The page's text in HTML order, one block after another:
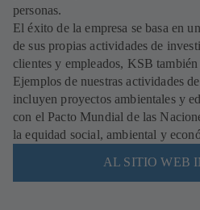
personas.
El éxito de la empresa se basa en
de sus propias actividades de
clientes y empleados, KSB
Ejemplos de nuestras actividades
incluyen proyectos ambientales y
con el Pacto Mundial de las
la equidad social, ambiental y
AL SITIO WEB